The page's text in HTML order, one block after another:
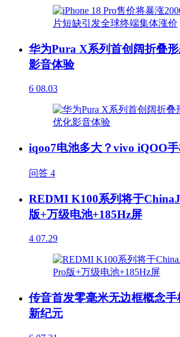
华为Pura X系列首创阔折叠
影音体验
6 08.03
iqoo7电池多大？vivo iQOO
问答 4
REDMI K100系列将于
版+万级电池+185Hz屏
4 07.29
传音首发零毫米无边框概念
新纪元